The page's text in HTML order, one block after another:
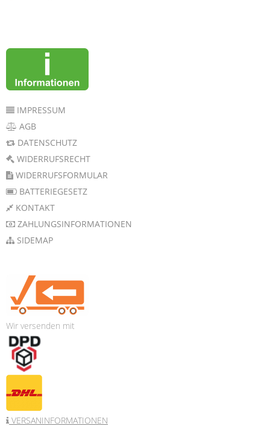
IMPRESSUM
AGB
DATENSCHUTZ
WIDERRUFSRECHT
WIDERRUFSFORMULAR
BATTERIEGESETZ
KONTAKT
ZAHLUNGSINFORMATIONEN
SIDEMAP
Wir versenden mit
VERSANINFORMATIONEN